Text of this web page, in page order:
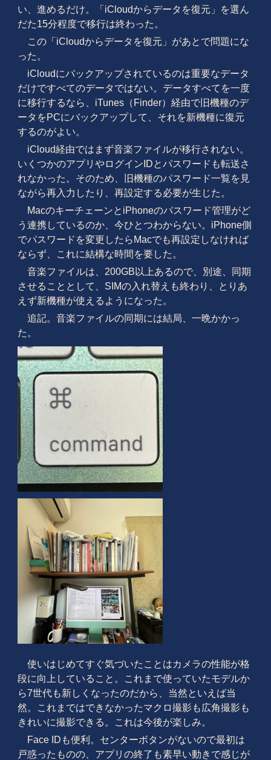
い、進めるだけ。「iCloudからデータを復元」を選ん
だた15分程度で移行は終わった。
この「iCloudからデータを復元」があとで問題にな
った。
iCloudにバックアップされているのは重要なデータ
だけですべてのデータではない。データすべてを一度
に移行するなら、iTunes（Finder）経由で旧機種のデ
ータをPCにバックアップして、それを新機種に復元
するのがよい。
iCloud経由ではまず音楽ファイルが移行されない。
いくつかのアプリやログインIDとパスワードも転送さ
れなかった。そのため、旧機種のパスワード一覧を見
ながら再入力したり、再設定する必要が生じた。
MacのキーチェーンとiPhoneのパスワード管理がど
う連携しているのか、今ひとつわからない。iPhone側
でパスワードを変更したらMacでも再設定しなければ
ならず、これに結構な時間を要した。
音楽ファイルは、200GB以上あるので、別途、同期
させることとして、SIMの入れ替えも終わり、とりあ
えず新機種が使えるようになった。
追記。音楽ファイルの同期には結局、一晩かかっ
た。
使いはじめてすぐ気づいたことはカメラの性能が格
段に向上していること。これまで使っていたモデルか
ら7世代も新しくなったのだから、当然といえば当
然。これまではできなかったマクロ撮影も広角撮影も
きれいに撮影できる。これは今後が楽しみ。
Face IDも便利。センターボタンがないので最初は
戸惑ったものの、アプリの終了も素早い動きで感じが